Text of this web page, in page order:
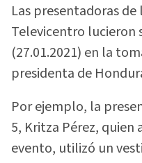
Las presentadoras
Televicentro lucieron
(27.01.2021) en la
presidenta de
Por ejemplo, la
5, Kritza Pérez, quien
evento, utilizó un